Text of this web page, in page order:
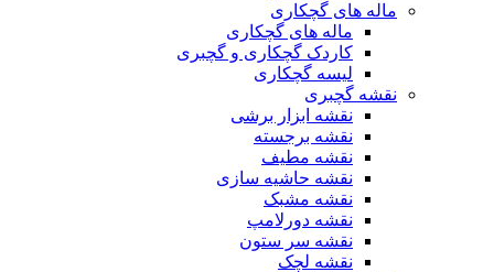
ماله های گچکاری
ماله های گچکاری
کاردک گچکاری و گچبری
لیسه گچکاری
نقشه گچبری
نقشه ابزار برشی
نقشه برجسته
نقشه مطیف
نقشه حاشیه سازی
نقشه مشبک
نقشه دورلامپ
نقشه سر ستون
نقشه لچک